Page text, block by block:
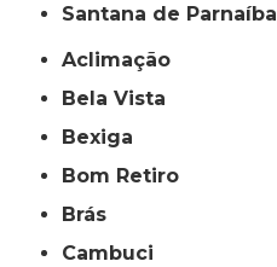
Santana de Parnaíba
Aclimação
Bela Vista
Bexiga
Bom Retiro
Brás
Cambuci